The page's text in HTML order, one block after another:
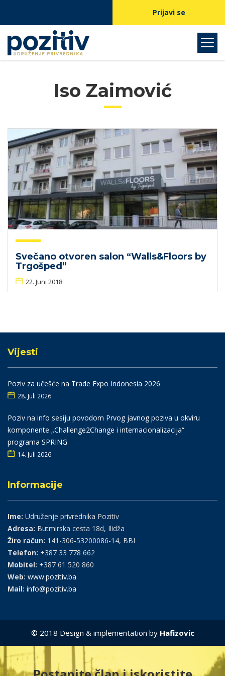
Prijavi se
Iso Zaimović
Svečano otvoren salon “Walls&Floors by
Trgošped”
22. Juni 2018
Vijesti
Poziv za učešće na Trade Expo Indonesia 2026
28. Juli 2026
Poziv na info sesiju povodom Prvog javnog poziva u okviru
komponente „Challenge2Change i internacionalizacija“
programa SPRING
14. Juli 2026
Informacije
Ime: Udruženje privrednika Pozitiv
Adresa: Butmirska cesta 18d, Ilidža
Žiro račun: 141-306-53200086-14, BBI
Telefon: +387 33 778 662
Mobitel: +387 61 520 860
Web: www.pozitiv.ba
Mail: info@pozitiv.ba
© 2018 Design & implementation by Hafizovic